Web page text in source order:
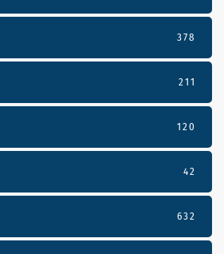
378
211
120
42
632